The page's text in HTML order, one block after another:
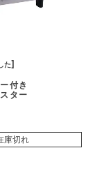
た]
付き
ター
庫切れ